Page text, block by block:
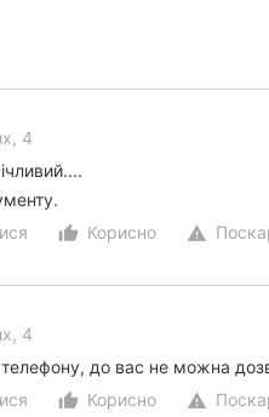
4
thumb_up_alt
Корисно warning
4
до вас не можна
thumb_up_alt
Корисно warning